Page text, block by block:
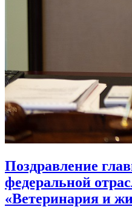
Поздравление
федеральной
«Ветеринария и